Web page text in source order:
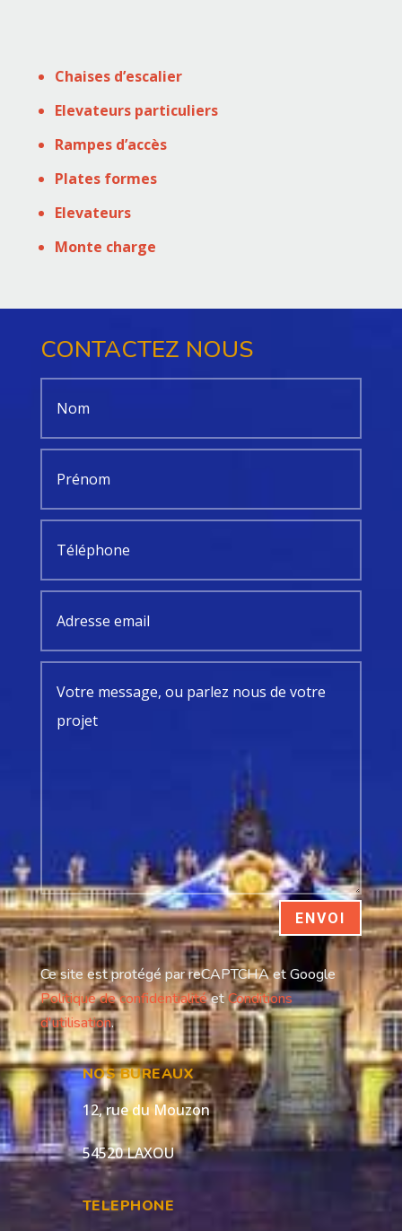
Chaises d’escalier
Elevateurs particuliers
Rampes d’accès
Plates formes
Elevateurs
Monte charge
CONTACTEZ NOUS
ENVOI
Ce site est protégé par reCAPTCHA et Google
Politique de confidentialitéetConditions
d'utilisation.
NOS BUREAUX
12, rue du Mouzon
54520 LAXOU
TELEPHONE